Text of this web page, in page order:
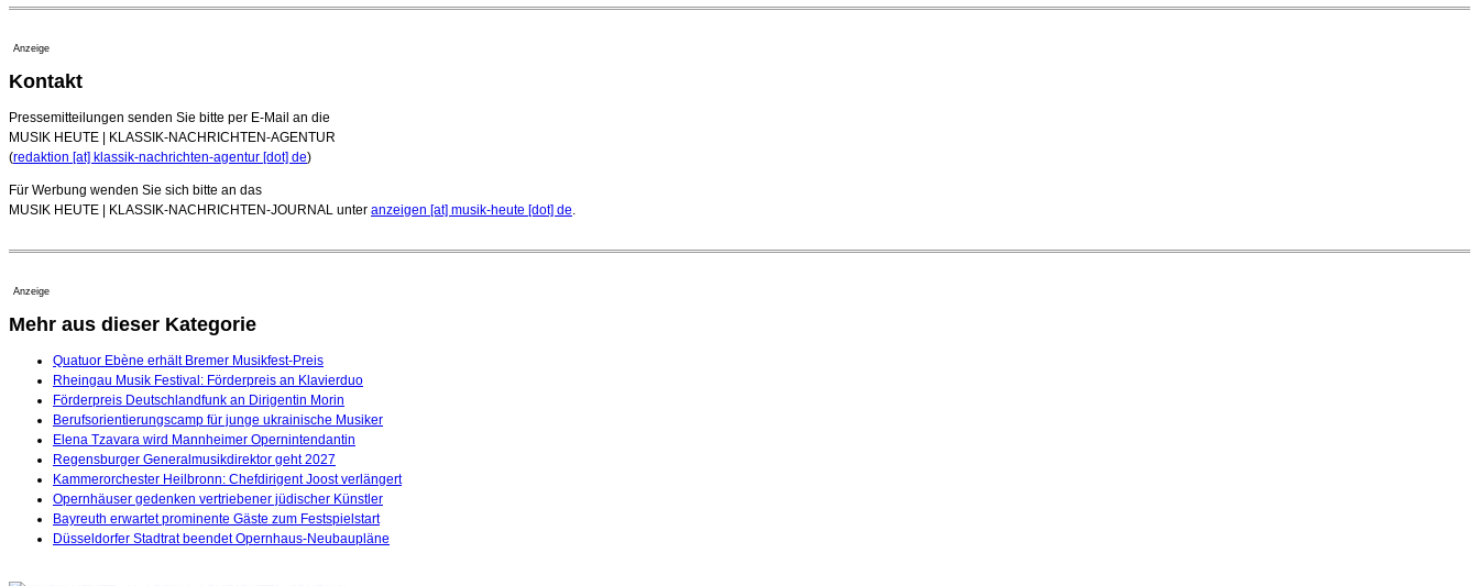
Anzeige
Kontakt
Pressemitteilungen senden Sie bitte per E-Mail an die
MUSIK HEUTE | KLASSIK-NACHRICHTEN-AGENTUR
(redaktion [at] klassik-nachrichten-agentur [dot] de)
Für Werbung wenden Sie sich bitte an das
MUSIK HEUTE | KLASSIK-NACHRICHTEN-JOURNAL unter anzeigen [at] musik-heute [dot] de
Anzeige
Mehr aus dieser Kategorie
Quatuor Ebène erhält Bremer Musikfest-Preis
Rheingau Musik Festival: Förderpreis an Klavierduo
Förderpreis Deutschlandfunk an Dirigentin Morin
Berufsorientierungscamp für junge ukrainische Musiker
Elena Tzavara wird Mannheimer Opernintendantin
Regensburger Generalmusikdirektor geht 2027
Kammerorchester Heilbronn: Chefdirigent Joost verlängert
Opernhäuser gedenken vertriebener jüdischer Künstler
Bayreuth erwartet prominente Gäste zum Festspielstart
Düsseldorfer Stadtrat beendet Opernhaus-Neubaupläne